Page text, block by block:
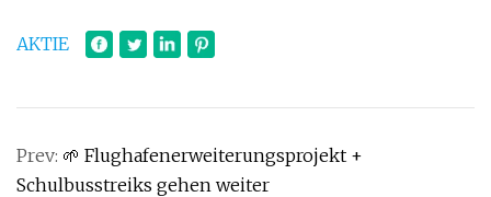
AKTIE
Prev: 🌱 Flughafenerweiterungsprojekt +
Schulbusstreiks gehen weiter